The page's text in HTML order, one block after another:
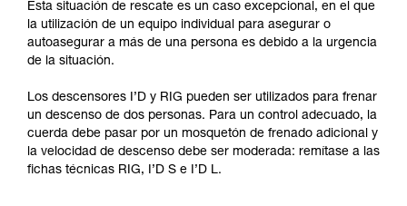
información de la ficha técnica para poder
comprender este complemento informativo.
Dominar estas técnicas requiere una formación
y un entrenamiento específico. Confirme a
ejecutar estas técnicas, solo y con total
seguridad, antes de ejecutarlas de forma
autónoma.
Damos ejemplos de técnicas relacionadas con
su actividad. Pueden existir otras que no
Esta situación de rescate es un caso excepcional, en el que
la utilización de un equipo individual para asegurar o
autoasegurar a más de una persona es debido a la urgencia
de la situación.
Los descensores I’D y RIG pueden ser utilizados para frenar
un descenso de dos personas. Para un control adecuado, la
cuerda debe pasar por un mosquetón de frenado adicional y
la velocidad de descenso debe ser moderada: remítase a las
fichas técnicas RIG, I’D S e I’D L.